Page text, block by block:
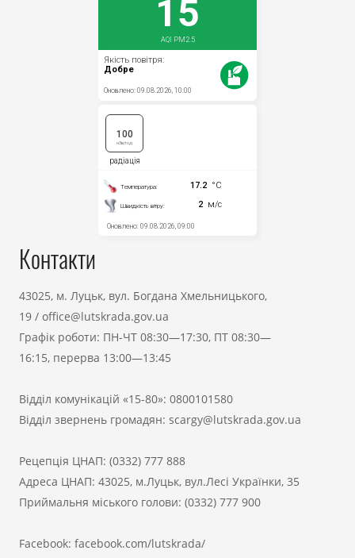
Контакти
43025, м. Луцьк, вул. Богдана Хмельницького,
19 / office@lutskrada.gov.ua
Графік роботи: ПН-ЧТ 08:30—17:30, ПТ 08:30—
16:15, перерва 13:00—13:45
Відділ комунікацій «15-80»: 0800101580
Відділ звернень громадян: scargy@lutskrada.gov.ua
Рецепція ЦНАП: (0332) 777 888
Адреса ЦНАП: 43025, м.Луцьк, вул.Лесі Українки, 35
Приймальня міського голови: (0332) 777 900
Facebook: facebook.com/lutskrada/